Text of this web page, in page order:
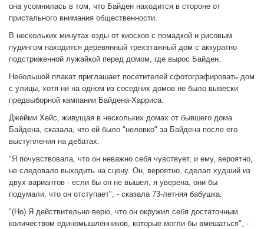
она усомнилась в том, что Байден находится в стороне от
пристального внимания общественности.
В нескольких минутах езды от киосков с помадкой и рисовым
пудингом находится деревянный трехэтажный дом с аккуратно
подстриженной лужайкой перед домом, где вырос Байден.
Небольшой плакат приглашает посетителей сфотографировать дом
с улицы, хотя ни на одном из соседних домов не было вывески
предвыборной кампании Байдена-Харриса.
Джейми Хейс, живущая в нескольких домах от бывшего дома
Байдена, сказала, что ей было "неловко" за Байдена после его
выступления на дебатах.
"Я почувствовала, что он неважно себя чувствует, и ему, вероятно,
не следовало выходить на сцену. Он, вероятно, сделал худший из
двух вариантов - если бы он не вышел, я уверена, они бы
подумали, что он отступает", - сказала 73-летняя бабушка.
"(Но) Я действительно верю, что он окружил себя достаточным
количеством единомышленников, которые могли бы вмешаться", -